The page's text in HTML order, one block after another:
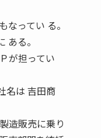
ってい る。
る。
が担ってい
名は 吉田商
造販売に乗り